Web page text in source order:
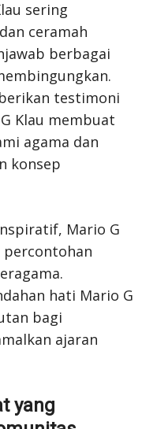
sering
ceramah
berbagai
testimoni
Klau membuat
agama dan
konsep
Mario G
percontohan
hati Mario G
bagi
ajaran
yang